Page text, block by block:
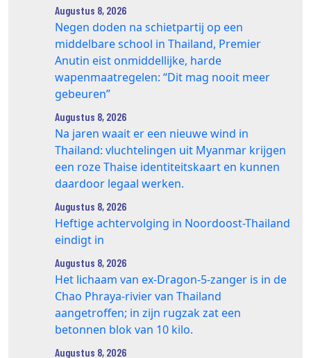
Augustus 8, 2026
Negen doden na schietpartij op een
middelbare school in Thailand, Premier
Anutin eist onmiddellijke, harde
wapenmaatregelen: “Dit mag nooit meer
gebeuren”
Augustus 8, 2026
Na jaren waait er een nieuwe wind in
Thailand: vluchtelingen uit Myanmar krijgen
een roze Thaise identiteitskaart en kunnen
daardoor legaal werken.
Augustus 8, 2026
Heftige achtervolging in Noordoost-Thailand
eindigt in
Augustus 8, 2026
Het lichaam van ex-Dragon‑5‑zanger is in de
Chao Phraya‑rivier van Thailand
aangetroffen; in zijn rugzak zat een
betonnen blok van 10 kilo.
Augustus 8, 2026